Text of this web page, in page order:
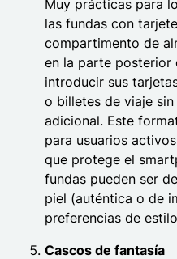
Muy prácticas para
las fundas con
compartimento de
en la parte posterior
introducir sus
o billetes de viaje
adicional. Este
para usuarios
que protege el
fundas pueden ser
piel (auténtica o de
preferencias de
Cascos de fantasía